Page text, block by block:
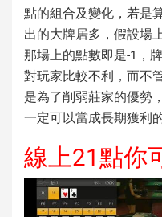
點的組合及變化，若是
出的大牌居多，假設場
那場上的點數即是-1，
對玩家比較不利，而不
是為了削弱莊家的優勢
一定可以當成長期獲利
線上21點你